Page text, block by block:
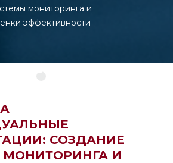
мониторинга и
эффективности
СОЗДАНИЕ
И